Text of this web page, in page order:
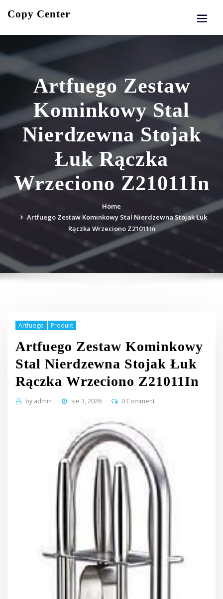
Copy Center
Artfuego Zestaw
Kominkowy Stal
Nierdzewna Stojak
Łuk Rączka
Wrzeciono Z21011In
Home
Artfuego Zestaw Kominkowy Stal Nierdzewna Stojak Łuk
Rączka Wrzeciono Z21011In
Artfuego Produkt
Artfuego Zestaw Kominkowy
Stal Nierdzewna Stojak Łuk
Rączka Wrzeciono Z21011In
by admin sie 3, 2026 0 Comment